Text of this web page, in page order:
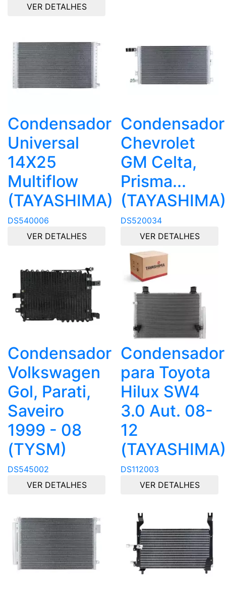
VER DETALHES
Condensador
Universal
14X25
Multiflow
(TAYASHIMA)
DS540006
VER DETALHES
Condensador
Chevrolet
GM Celta,
Prisma...
(TAYASHIMA)
DS520034
VER DETALHES
Condensador
Volkswagen
Gol, Parati,
Saveiro
1999 - 08
(TYSM)
DS545002
VER DETALHES
Condensador
para Toyota
Hilux SW4
3.0 Aut. 08-
12
(TAYASHIMA)
DS112003
VER DETALHES